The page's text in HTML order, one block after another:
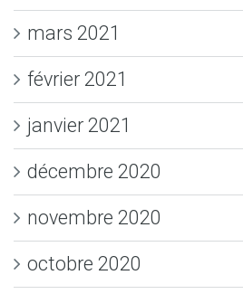
mars 2021
février 2021
janvier 2021
décembre 2020
novembre 2020
octobre 2020